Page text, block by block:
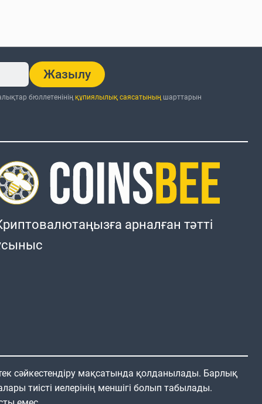
Жазылу
бюллетенінің құпиялылық саясатыныңшарттарын
арналған тәтті
сәйкестендіру мақсатында қолданылады. Барлық
тиісті иелерінің меншігі болып табылады.